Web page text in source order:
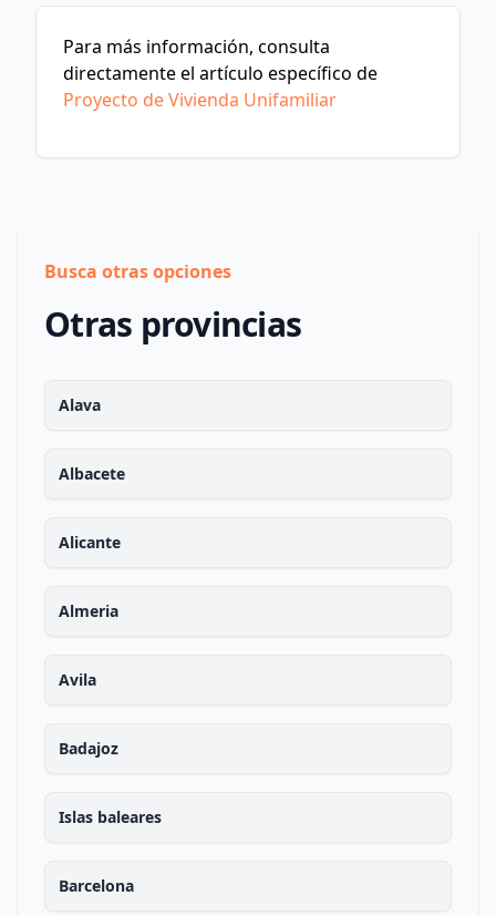
Para más información, consulta
directamente el artículo específico de
Proyecto de Vivienda Unifamiliar
Busca otras opciones
Otras provincias
Alava
Albacete
Alicante
Almeria
Avila
Badajoz
Islas baleares
Barcelona